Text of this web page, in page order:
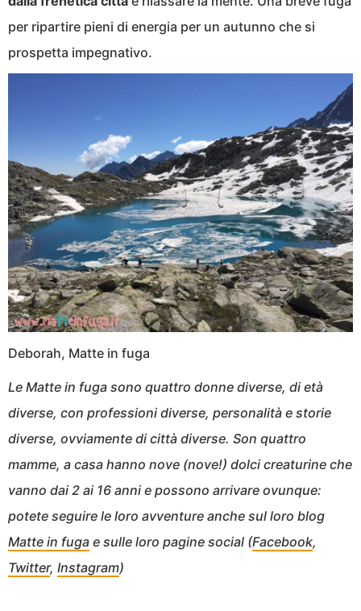
per ripartire pieni di energia per un autunno che si
prospetta impegnativo.
Deborah, Matte in fuga
Le Matte in fuga sono quattro donne diverse, di età
diverse, con professioni diverse, personalità e storie
diverse, ovviamente di città diverse. Son quattro
mamme, a casa hanno nove (nove!) dolci creaturine che
vanno dai 2 ai 16 anni e possono arrivare ovunque:
potete seguire le loro avventure anche sul loro blog
Matte in fuga e sulle loro pagine social (Facebook,
Twitter, Instagram)